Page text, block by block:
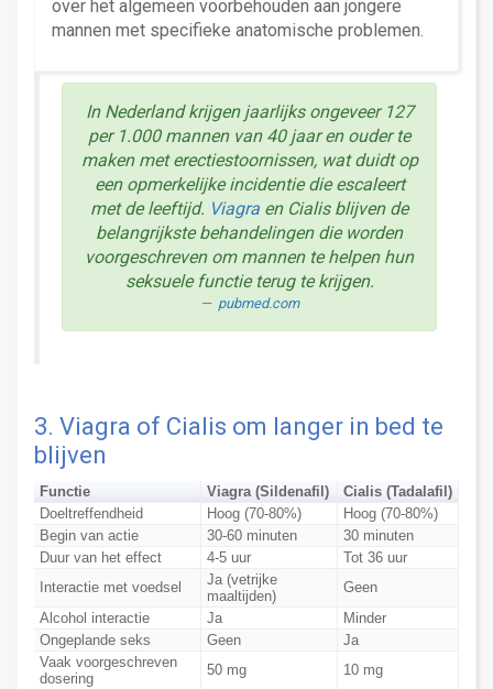
over het algemeen voorbehouden aan jongere
mannen met specifieke anatomische problemen.
In Nederland krijgen jaarlijks ongeveer 127
per 1.000 mannen van 40 jaar en ouder te
maken met erectiestoornissen, wat duidt op
een opmerkelijke incidentie die escaleert
met de leeftijd. Viagra en Cialis blijven de
belangrijkste behandelingen die worden
voorgeschreven om mannen te helpen hun
seksuele functie terug te krijgen.
pubmed.com
3. Viagra of Cialis om langer in bed te
blijven
Functie Viagra (Sildenafil)
Cialis (Tadalafil)
Doeltreffendheid
Hoog (70-80%)
Hoog (70-80%)
Begin van actie
30-60 minuten
30 minuten
Duur van het effect
4-5 uur
Tot 36 uur
Interactie met voedsel
Ja (vetrijke
maaltijden)
Geen
Alcohol interactie
Ja
Minder
Ongeplande seks
Geen
Ja
Vaak voorgeschreven
dosering
50 mg
10 mg